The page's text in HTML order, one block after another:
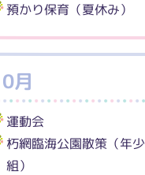
預かり保育（夏休み）
月
運動会
朽網臨海公園散策（年少
組）